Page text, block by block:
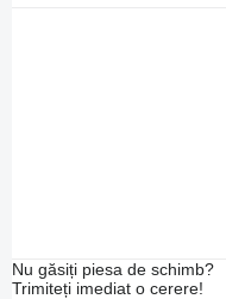
Nu găsiți piesa de schimb?
Trimiteți imediat o cerere!